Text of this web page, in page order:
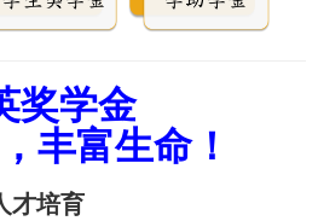
奖学金
丰富生命！
才培育